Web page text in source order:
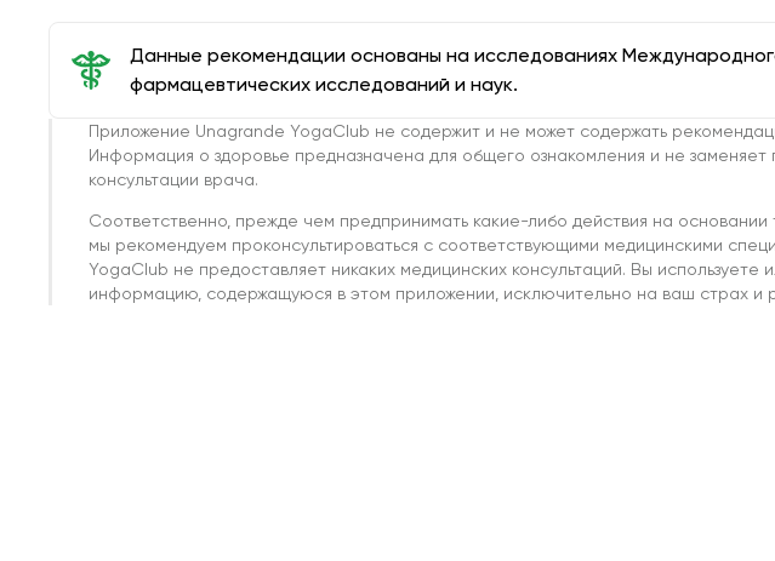
Данные рекомендации основаны на исследованиях
фармацевтических исследований и наук.
Приложение Unagrande YogaClub не содержит и не может содержать
Информация о здоровье предназначена для общего ознакомления и не
консультации врача.
Соответственно, прежде чем предпринимать какие-либо действия на основании
мы рекомендуем проконсультироваться с соответствующими медицинскими
YogaClub не предоставляет никаких медицинских консультаций. Вы
информацию, содержащуюся в этом приложении, исключительно на ваш страх и